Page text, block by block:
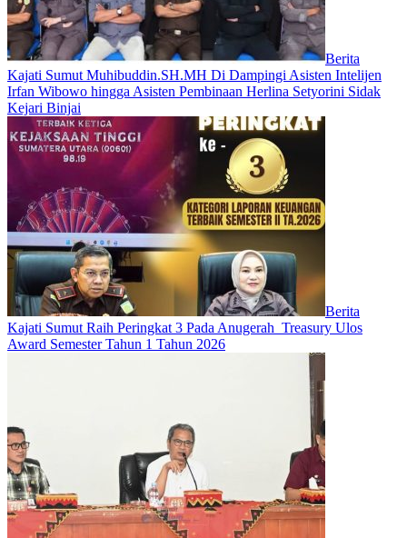
Berita
Kajati Sumut Muhibuddin.SH.MH Di Dampingi Asisten Intelijen
Irfan Wibowo hingga Asisten Pembinaan Herlina Setyorini Sidak
Kejari Binjai
Berita
Kajati Sumut Raih Peringkat 3 Pada Anugerah Treasury Ulos
Award Semester Tahun 1 Tahun 2026